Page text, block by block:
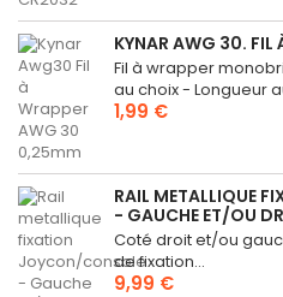
KYNAR AWG 30. FIL
Fil à wrapper
au choix - Longueur
1,99 €
RAIL METALLIQUE
- GAUCHE ET/OU
Coté droit et/ou
de fixation...
9,99 €